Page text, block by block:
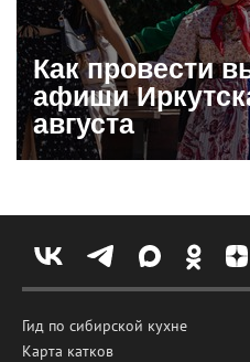
Как провести
афиши
августа
Гид по сибирской кухне
Карта катков